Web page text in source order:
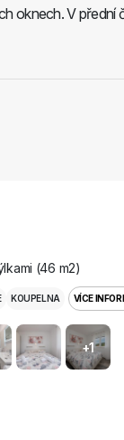
oknech. V přední
(46 m2)
KOUPELNA VÍCE
+1